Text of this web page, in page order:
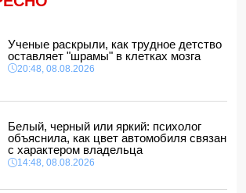
Инфантино
контроль Ивановку в Харьковской
Азербайджане на 9 августа
Ильхаму Алиеву
Кубе фигуру для повторения
сценария"
Ученые раскрыли, как трудное детство
оставляет "шрамы" в клетках мозга
20:48, 08.08.2026
Белый, черный или яркий: психолог
объяснила, как цвет автомобиля связан
с характером владельца
14:48, 08.08.2026